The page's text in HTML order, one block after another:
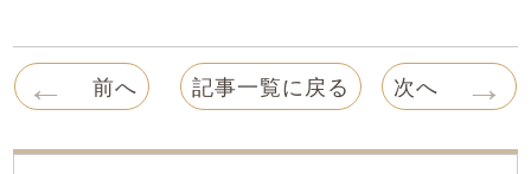
← 前へ 記事一覧に戻る 次へ →